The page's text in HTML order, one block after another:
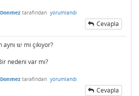
tarafından yorumlandı
Cevapla
aynıw
w mi çıkıyor?
nedeni var mı?
tarafından yorumlandı
Cevapla